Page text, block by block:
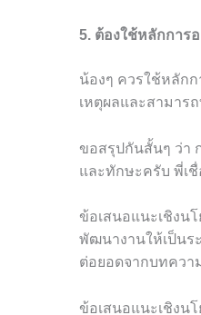
5. ต้องใช้หลักการ
น้องๆ ควรใช้หลัก
เหตุผลและสามาร
ขอสรุปกันสั้นๆ ว่า
และทักษะครับ พี่เ
ข้อเสนอแนะเชิงน
พัฒนางานให้เป็นร
ต่อยอดจากบทควา
ข้อเสนอแนะเชิงน